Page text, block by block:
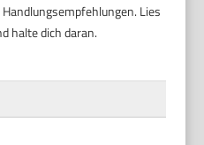
Lies
halte dich daran.